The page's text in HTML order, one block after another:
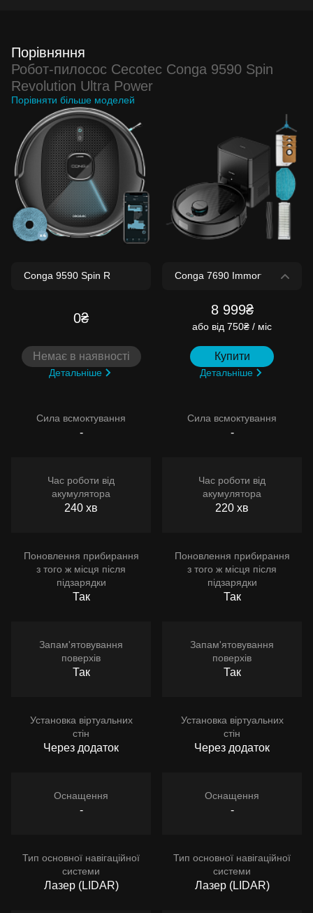
Порівняння
Робот-пилосос Cecotec Conga 9590 Spin
Revolution Ultra Power
Порівняти більше моделей
0₴
Немає в наявності
Детальніше
Сила всмоктування
-
Час роботи від
акумулятора
240 хв
Поновлення прибирання
з того ж місця після
підзарядки
Так
Запам'ятовування
поверхів
Так
Установка віртуальних
стін
Через додаток
Оснащення
-
Тип основної навігаційної
системи
Лазер (LIDAR)
8 999₴
або від 750₴ / міс
Купити
Детальніше
Сила всмоктування
-
Час роботи від
акумулятора
220 хв
Поновлення прибирання
з того ж місця після
підзарядки
Так
Запам'ятовування
поверхів
Так
Установка віртуальних
стін
Через додаток
Оснащення
-
Тип основної навігаційної
системи
Лазер (LIDAR)